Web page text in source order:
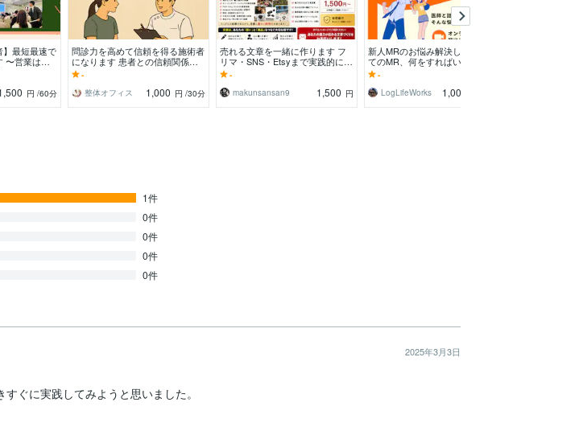
】最短最速で
〜営業はセ
則が分かれ
円 /60分
問診力を高めて信頼を得る施術者
になります 患者との信頼関係を
築きたい施術者におすすめです
-
整体オフィス
1,000 円 /30分
売れる文章を一緒に作ります フ
リマ・SNS・Etsyまで実践的にサ
ポートします
-
makunsansan9
1,500 円
新人MRのお悩み解決します 初め
てのMR、何をすればいいかわか
らない方へ。
-
LogLifeWorks
1,000
1件
0件
0件
0件
0件
2025年3月3日
ぐに実践してみようと思いました。